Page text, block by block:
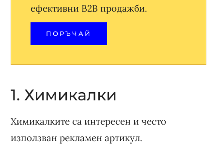
ефективни B2B продажби.
ПОРЪЧАЙ
1. Химикалки
Химикалките са интересен и често
използван рекламен артикул.